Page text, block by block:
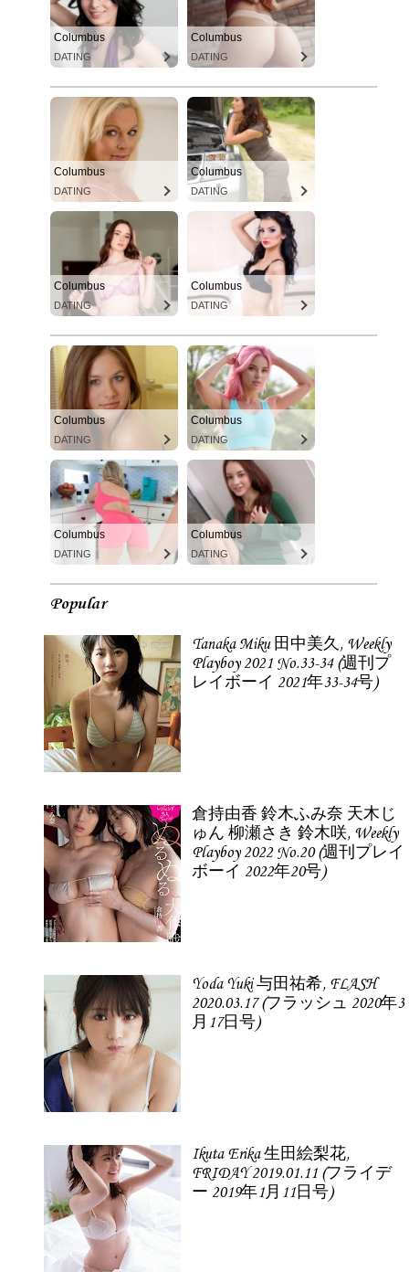
Columbus
DATING
Columbus
DATING
Columbus
DATING
Columbus
DATING
Columbus
DATING
Columbus
DATING
Columbus
DATING
Columbus
DATING
Columbus
DATING
Columbus
DATING
Popular
Tanaka Miku 田中美久, Weekly
Playboy 2021 No.33-34 (週刊プ
レイボーイ 2021年33-34号)
倉持由香 鈴木ふみ奈 天木じ
ゅん 柳瀬さき 鈴木咲, Weekly
Playboy 2022 No.20 (週刊プレイ
ボーイ 2022年20号)
Yoda Yuki 与田祐希, FLASH
2020.03.17 (フラッシュ 2020年3
月17日号)
Ikuta Erika 生田絵梨花,
FRIDAY 2019.01.11 (フライデ
ー 2019年1月11日号)